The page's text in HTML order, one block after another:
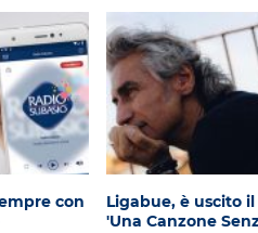
con
Ligabue, è uscito
'Una Canzone
Oroscopo